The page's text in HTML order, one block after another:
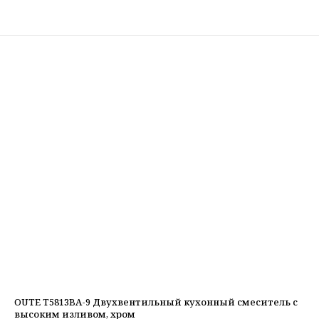
OUTE T5813BA-9 Двухвентильный кухонный смеситель с
высоким изливом, хром